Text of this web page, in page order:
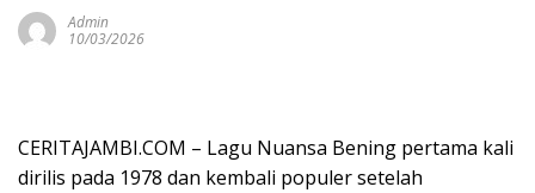
Admin
10/03/2026
CERITAJAMBI.COM – Lagu Nuansa Bening pertama kali
dirilis pada 1978 dan kembali populer setelah